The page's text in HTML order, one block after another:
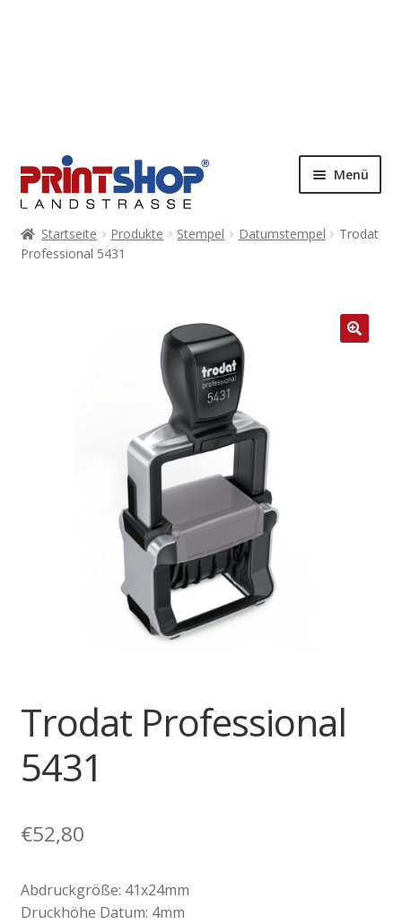
Menü
Startseite Produkte Stempel Datumstempel
Trodat
Professional 5431
Trodat Professional
5431
€52,80
Abdruckgröße: 41x24mm
Druckhöhe Datum: 4mm